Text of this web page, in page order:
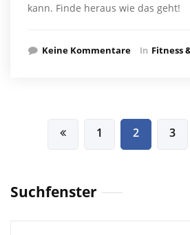
kann. Finde heraus wie das geht!
Keine Kommentare In Fitness
Beitragsnavigation
1 2 3
Suchfenster